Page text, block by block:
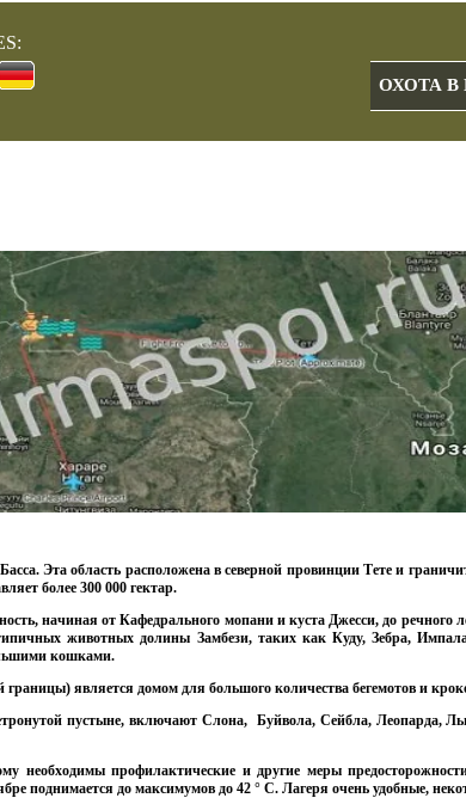
ОХОТА В
Эта область расположена в северной провинции Тете и
более 300 000 гектар.
начиная от Кафедрального мопани и куста Джесси, до
животных долины Замбези, таких как Куду, Зебра,
кошками.
границы) является домом для большого количества бегемотов и
пустыне, включают Слона, Буйвола, Сейбла, Леопарда,
необходимы профилактические и другие меры
поднимается до максимумов до 42 ° C. Лагеря очень удобные,